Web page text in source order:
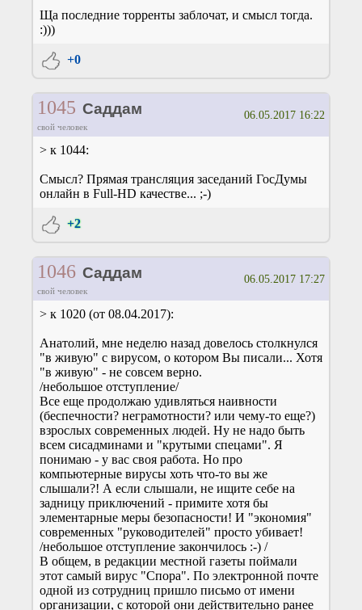
Ща последние торренты заблочат, и смысл тогда.
:)))
+0
1045 Саддам
свой человек
06.05.2017 16:22
> к 1044:
Смысл? Прямая трансляция заседаний ГосДумы
онлайн в Full-HD качестве... ;-)
+2
1046 Саддам
свой человек
06.05.2017 17:27
> к 1020 (от 08.04.2017):
Анатолий, мне неделю назад довелось столкнулся
"в живую" с вирусом, о котором Вы писали... Хотя
"в живую" - не совсем верно.
/небольшое отступление/
Все еще продолжаю удивляться наивности
(беспечности? неграмотности? или чему-то еще?)
взрослых современных людей. Ну не надо быть
всем сисадминами и "крутыми спецами". Я
понимаю - у вас своя работа. Но про
компьютерные вирусы хоть что-то вы же
слышали?! А если слышали, не ищите себе на
задницу приключений - примите хотя бы
элементарные меры безопасности! И "экономия"
современных "руководителей" просто убивает!
/небольшое отступление закончилось :-) /
В общем, в редакции местной газеты поймали
этот самый вирус "Спора". По электронной почте
одной из сотрудниц пришло письмо от имени
организации, с которой они действительно ранее